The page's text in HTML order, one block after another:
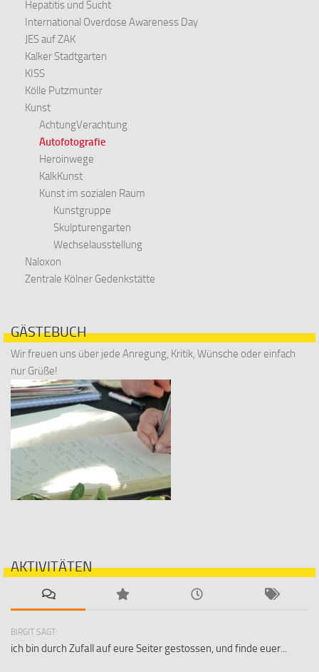
Hepatitis und Sucht
International Overdose Awareness Day
JES auf ZAK
Kalker Stadtgarten
KISS
Kölle Putzmunter
Kunst
AchtungVerachtung
Autofotografie
Heroinwege
KalkKunst
Kunst im sozialen Raum
Kunstgruppe
Skulpturengarten
Wechselausstellung
Naloxon
Zentrale Kölner Gedenkstätte
GÄSTEBUCH
Wir freuen uns über jede Anregung, Kritik, Wünsche oder einfach
nur Grüße!
AKTIVITÄTEN
BIRGIT SAGT:
ich bin durch Zufall auf eure Seiter gestossen, und finde euer...